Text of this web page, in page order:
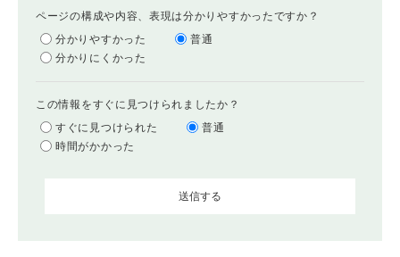
ページの構成や内容、表現は分かりやすかったですか？
分かりやすかった
普通
分かりにくかった
この情報をすぐに見つけられましたか？
すぐに見つけられた
普通
時間がかかった